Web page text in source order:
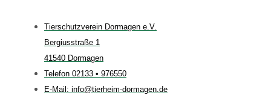
Tierschutzverein Dormagen e.V.
Bergiusstraße 1
41540 Dormagen
Telefon 02133 • 976550
E-Mail: info@tierheim-dormagen.de